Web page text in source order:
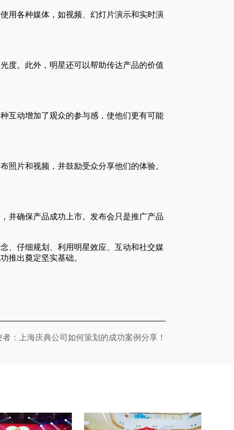
用各种媒体，如视频、幻灯片演示和实时演
度。此外，明星还可以帮助传达产品的价值
互动增加了观众的参与感，使他们更有可能
片和视频，并鼓励受众分享他们的体验。
并确保产品成功上市。发布会只是推广产品
、仔细规划、利用明星效应、互动和社交媒
推出奠定坚实基础。
：上海庆典公司如何策划的成功案例分享！